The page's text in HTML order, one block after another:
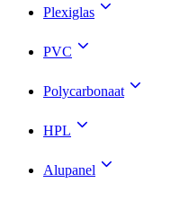
Plexiglas
PVC
Polycarbonaat
HPL
Alupanel